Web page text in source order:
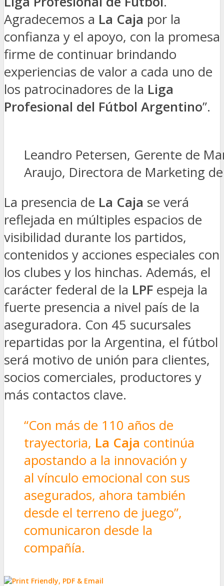
Agradecemos a La Caja por la
confianza y el apoyo, con la promesa
firme de continuar brindando
experiencias de valor a cada uno de
los patrocinadores de la Liga
Profesional del Fútbol Argentino”.
Leandro Petersen, Gerente de
Araujo, Directora de Marketing de
La presencia de La Caja se verá
reflejada en múltiples espacios de
visibilidad durante los partidos,
contenidos y acciones especiales con
los clubes y los hinchas. Además, el
carácter federal de la LPF espeja la
fuerte presencia a nivel país de la
aseguradora. Con 45 sucursales
repartidas por la Argentina, el fútbol
será motivo de unión para clientes,
socios comerciales, productores y
más contactos clave.
“Con más de 110 años de
trayectoria, La Caja continúa
apostando a la innovación y
al vínculo emocional con sus
asegurados, ahora también
desde el terreno de juego”,
comunicaron desde la
compañía.